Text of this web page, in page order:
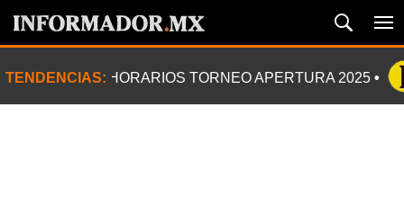
TENDENCIAS: HORARIOS TORNEO APERTURA 2025